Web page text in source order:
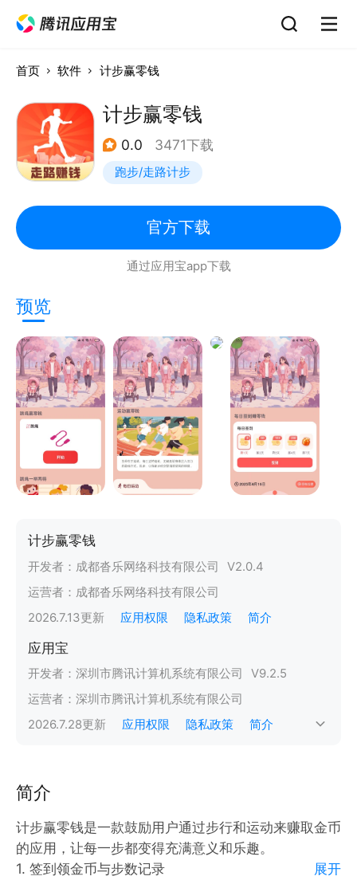
首页 软件 计步赢零钱
计步赢零钱
0.0 3471下载
跑步/走路计步
官方下载
通过应用宝app下载
预览
计步赢零钱
开发者： 成都沓乐网络科技有限公司 V2.0.4
运营者： 成都沓乐网络科技有限公司
2026.7.13更新 应用权限 隐私政策 简介
应用宝
开发者： 深圳市腾讯计算机系统有限公司 V9.2.5
运营者： 深圳市腾讯计算机系统有限公司
2026.7.28更新 应用权限 隐私政策 简介
简介
计步赢零钱是一款鼓励用户通过步行和运动来赚取金币
的应用，让每一步都变得充满意义和乐趣。
1. 签到领金币与步数记录
展开